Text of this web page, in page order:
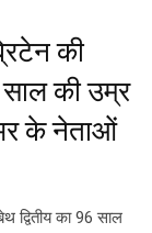
की
साल की उम्र
भर के नेताओं
द्वितीय का 96 साल